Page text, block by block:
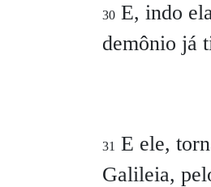
30 E, indo
demônio já
31 E ele,
Galileia,